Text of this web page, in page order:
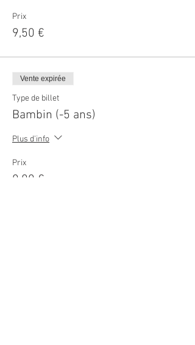
Prix
9,50 €
Vente expirée
Type de billet
Bambin (-5 ans)
Plus d'info
Prix
0,00 €